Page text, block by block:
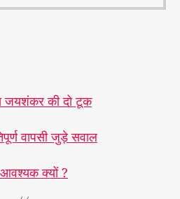
जयशंकर की दो टूक
वापसी जुड़े सवाल
आवश्यक क्यों ?